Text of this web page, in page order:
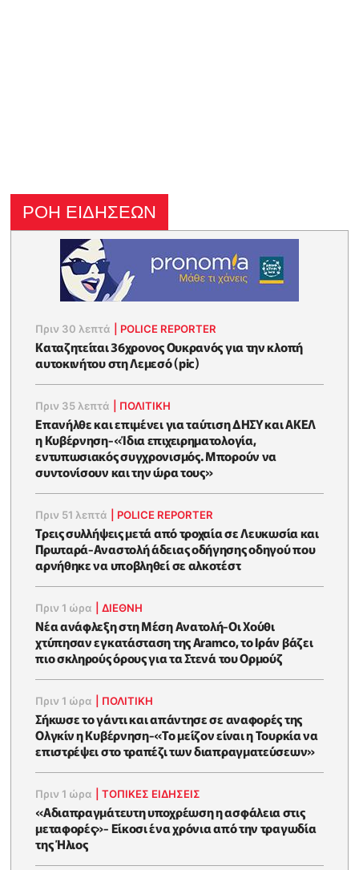
ΡΟΗ ΕΙΔΗΣΕΩΝ
Πριν 30 λεπτά POLICE REPORTER
Καταζητείται 36χρονος Ουκρανός για την κλοπή
αυτοκινήτου στη Λεμεσό (pic)
Πριν 35 λεπτά ΠΟΛΙΤΙΚΗ
Επανήλθε και επιμένει για ταύτιση ΔΗΣΥ και ΑΚΕΛ
η Κυβέρνηση-«Ίδια επιχειρηματολογία,
εντυπωσιακός συγχρονισμός. Μπορούν να
συντονίσουν και την ώρα τους»
Πριν 51 λεπτά POLICE REPORTER
Τρεις συλλήψεις μετά από τροχαία σε Λευκωσία και
Πρωταρά-Αναστολή άδειας οδήγησης οδηγού που
αρνήθηκε να υποβληθεί σε αλκοτέστ
Πριν 1 ώρα |ΔΙΕΘΝΗ
Νέα ανάφλεξη στη Μέση Ανατολή-Οι Χούθι
χτύπησαν εγκατάσταση της Aramco, το Ιράν βάζει
πιο σκληρούς όρους για τα Στενά του Ορμούζ
Πριν 1 ώρα ΠΟΛΙΤΙΚΗ
Σήκωσε το γάντι και απάντησε σε αναφορές της
Ολγκίν η Κυβέρνηση-«Το μείζον είναι η Τουρκία να
επιστρέψει στο τραπέζι των διαπραγματεύσεων»
Πριν 1 ώρα |ΤΟΠΙΚΕΣ ΕΙΔΗΣΕΙΣ
«Αδιαπραγμάτευτη υποχρέωση η ασφάλεια στις
μεταφορές»- Είκοσι ένα χρόνια από την τραγωδία
της Ήλιος